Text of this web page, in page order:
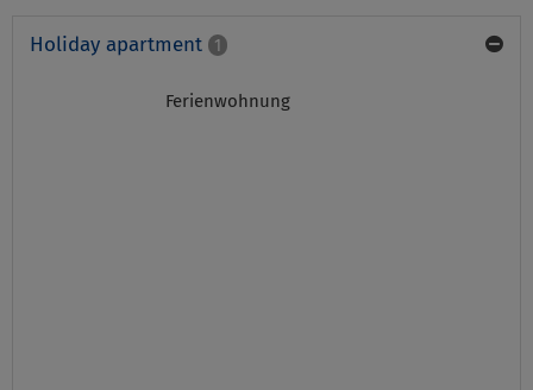
Holiday apartment 1
Ferienwohnung